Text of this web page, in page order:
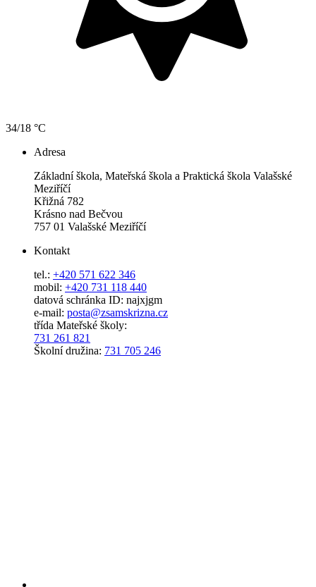
34/18 °C
Adresa
Základní škola, Mateřská škola a Praktická škola Valašské
Meziříčí
Křižná 782
Krásno nad Bečvou
757 01 Valašské Meziříčí
Kontakt
tel.: +420 571 622 346
mobil: +420 731 118 440
datová schránka ID: najxjgm
e-mail: posta@zsamskrizna.cz
třída Mateřské školy:
731 261 821
Školní družina: 731 705 246